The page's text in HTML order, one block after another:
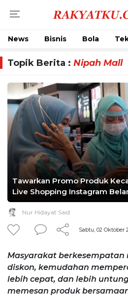
News Bisnis Bola
Topik Berita : Nipah Mall
Tawarkan Promo Produk
Live Shopping Instagram
Nur Hidayat Said
Sabtu, 02 Oktober
Masyarakat
diskon, kemudahan
lebih cepat, dan lebih
memesan produk